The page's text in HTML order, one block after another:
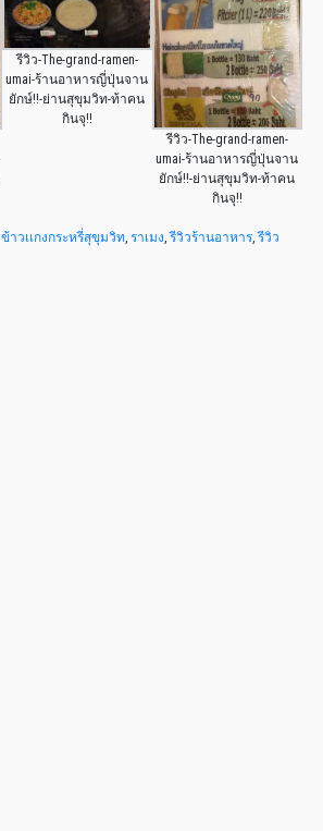
รีวิว-The-grand-ramen-
umai-ร้านอาหารญี่ปุ่นจาน
ยักษ์!!-ย่านสุขุมวิท-ท้าคน
กินจุ!!
รีวิว-The-grand-ramen-
umai-ร้านอาหารญี่ปุ่นจาน
ยักษ์!!-ย่านสุขุมวิท-ท้าคน
กินจุ!!
ข้าวเเกงกระหรี่สุขุมวิท, ราเมง,รีวิวร้านอาหาร,รีวิว